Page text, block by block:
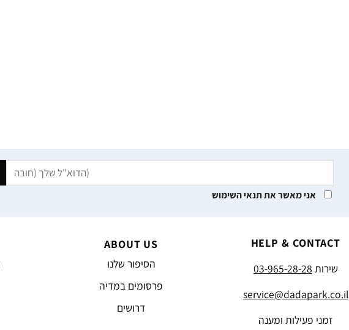
אני מאשר את תנאי השימוש
HELP & CONTACT
שירות 03-965-28-28
service@dadapark.co.il
זמני פעילות ומענה
ABOUT US
הסיפור שלנו
פרסומים במדיה
דרושים